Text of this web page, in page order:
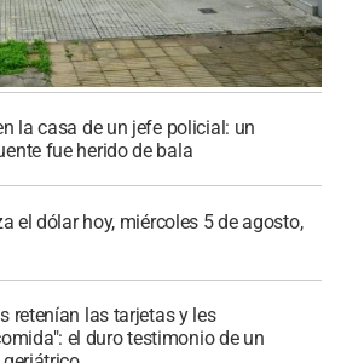
la casa de un jefe policial: un
fue herido de bala
el dólar hoy, miércoles 5 de agosto,
retenían las tarjetas y les
el duro testimonio de un